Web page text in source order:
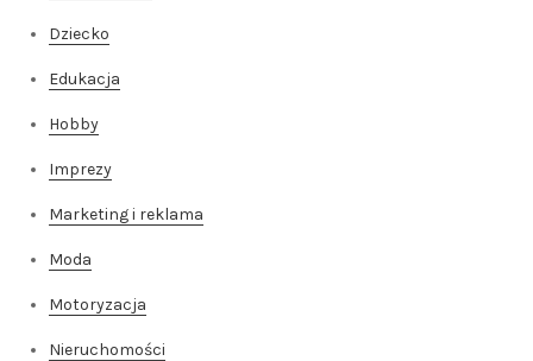
Dziecko
Edukacja
Hobby
Imprezy
Marketing i reklama
Moda
Motoryzacja
Nieruchomości